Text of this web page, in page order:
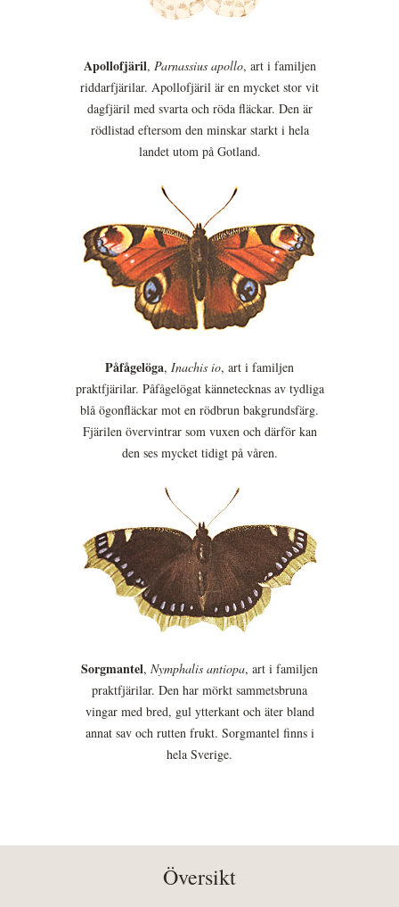
Apollofjäril, Parnassius apollo, art i familjen
riddarfjärilar. Apollofjäril är en mycket stor vit
dagfjäril med svarta och röda fläckar. Den är
rödlistad eftersom den minskar starkt i hela
landet utom på Gotland.
Påfågelöga, Inachis io, art i familjen
praktfjärilar. Påfågelögat kännetecknas av tydliga
blå ögonfläckar mot en rödbrun bakgrundsfärg.
Fjärilen övervintrar som vuxen och därför kan
den ses mycket tidigt på våren.
Sorgmantel, Nymphalis antiopa, art i familjen
praktfjärilar. Den har mörkt sammetsbruna
vingar med bred, gul ytterkant och äter bland
annat sav och rutten frukt. Sorgmantel finns i
hela Sverige.
Översikt